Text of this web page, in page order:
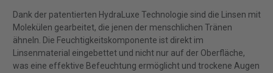
Dank der patentierten HydraLuxe Technologie sind die Linsen mit
Molekülen gearbeitet, die jenen der menschlichen Tränen
ähneln. Die Feuchtigkeitskomponente ist direkt im
Linsenmaterial eingebettet und nicht nur auf der Oberfläche,
was eine effektive Befeuchtung ermöglicht und trockene Augen